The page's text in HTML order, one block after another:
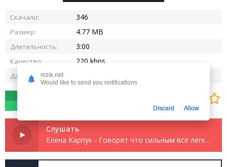
Скачали: 346
Размер: 4.77 MB
Длительность: 3:00
Качество: 220 kbps
Дата релиза:
Слушать
Елена Карпук - Говорят что сильным всё легко даётся
mzik.net
Would like to send you notifications
Discard Allow